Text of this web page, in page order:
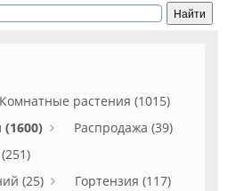
Комнатные растения (1015)
Распродажа (39)
(25)
Гортензия (117)